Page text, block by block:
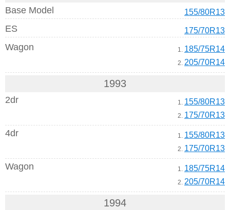
Base Model 155/80R13
ES 175/70R13
Wagon 1. 185/75R14
2. 205/70R14
1993
2dr 1. 155/80R13
2. 175/70R13
4dr 1. 155/80R13
2. 175/70R13
Wagon 1. 185/75R14
2. 205/70R14
1994